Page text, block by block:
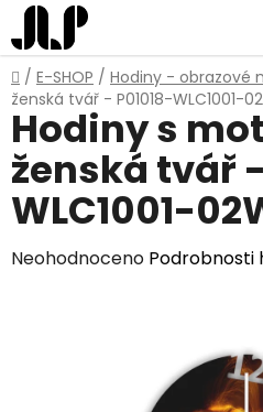
Přejít
na
obsah
Domů
/ E-SHOP / Hodiny - obrazové
ženská tvář - P01018-WLC1001-
Hodiny s
ženská tvář
WLC1001-
Průměrné
Neohodnoceno Podrobnosti